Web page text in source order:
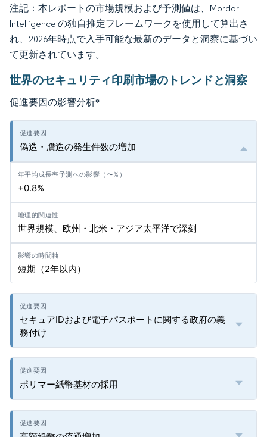
注記：本レポートの市場規模および予測値は、Mordor
Intelligence の独自推定フレームワークを使用して算出さ
れ、2026年時点で入手可能な最新のデータと洞察に基づい
て更新されています。
世界のセキュリティ印刷市場のトレンドと洞察
促進要因の影響分析*
偽造・贋造の発生件数の増加
+0.8%
世界規模、欧州・北米・アジア太平洋で深刻
短期（2年以内）
セキュアIDおよび電子パスポートに関する政府の義
務付け
ポリマー紙幣基材の採用